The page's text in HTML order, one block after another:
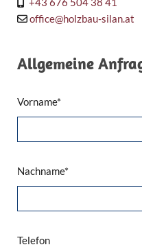

 office@holzbau-silan.at
Allgemeine
Vorname*
Nachname*
Telefon